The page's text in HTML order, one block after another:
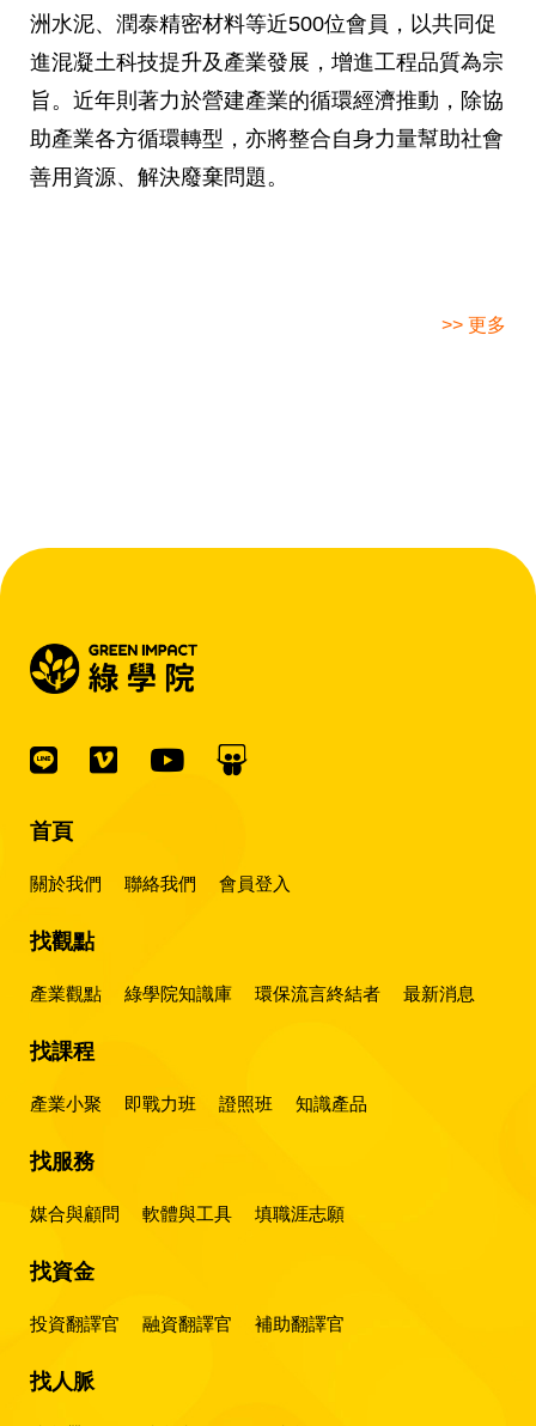
洲水泥、潤泰精密材料等近500位會員，以共同促
進混凝土科技提升及產業發展，增進工程品質為宗
旨。近年則著力於營建產業的循環經濟推動，除協
助產業各方循環轉型，亦將整合自身力量幫助社會
善用資源、解決廢棄問題。
>> 更多
首頁
關於我們 聯絡我們 會員登入
找觀點
產業觀點 綠學院知識庫 環保流言終結者 最新消息
找課程
產業小聚 即戰力班 證照班 知識產品
找服務
媒合與顧問 軟體與工具 填職涯志願
找資金
投資翻譯官 融資翻譯官 補助翻譯官
找人脈